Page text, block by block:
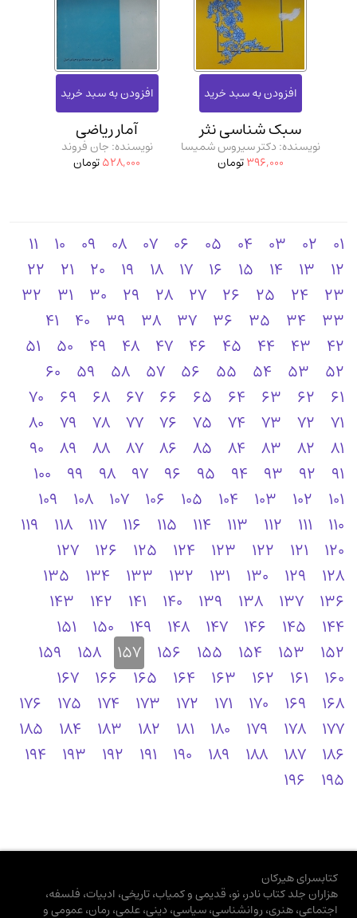
سبک شناسی نثر
نویسنده: دکتر سیروس شمیسا
396,000تومان
آمار ریاضی
نویسنده: جان فروند
528,000تومان
01
02
03
04
05
06
07
08
09
10
11
12
13
14
15
16
17
18
19
20
21
22
23
24
25
26
27
28
29
30
31
32
33
34
35
36
37
38
39
40
41
42
43
44
45
46
47
48
49
50
51
52
53
54
55
56
57
58
59
60
61
62
63
64
65
66
67
68
69
70
71
72
73
74
75
76
77
78
79
80
81
82
83
84
85
86
87
88
89
90
91
92
93
94
95
96
97
98
99
100
101
102
103
104
105
106
107
108
109
110
111
112
113
114
115
116
117
118
119
120
121
122
123
124
125
126
127
128
129
130
131
132
133
134
135
136
137
138
139
140
141
142
143
144
145
146
147
148
149
150
151
152
153
154
155
156
157
158
159
160
161
162
163
164
165
166
167
168
169
170
171
172
173
174
175
176
177
178
179
180
181
182
183
184
185
186
187
188
189
190
191
192
193
194
195
196
کتابسرای هیرکان
هزاران جلد کتاب نادر، نو، قدیمی و کمیاب، تاریخی، ادبیات، فلسفه،
اجتماعی، هنری، روانشناسی، سیاسی، دینی، علمی، رمان، عمومی و